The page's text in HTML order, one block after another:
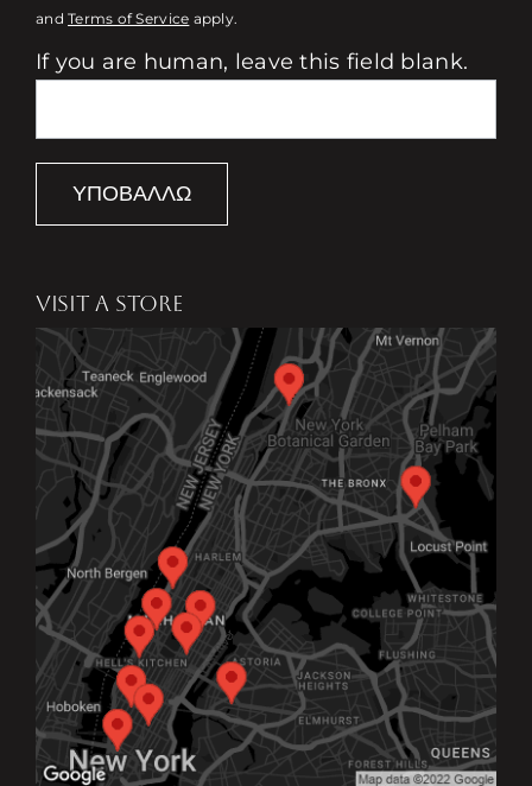
andTerms of Service apply.
If you are human, leave this field blank.
ΥΠΟΒΆΛΛΩ
VISIT A STORE